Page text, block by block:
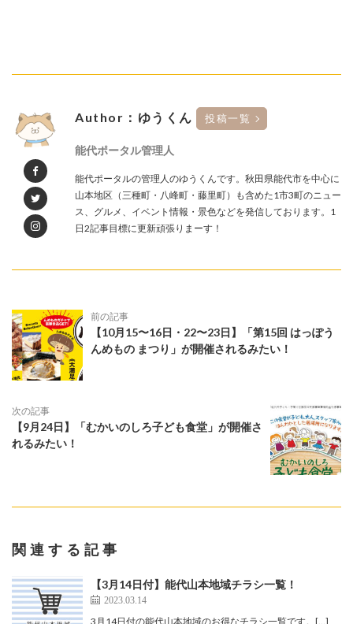
Author：ゆうくん 投稿一覧
能代ポータル管理人
能代ポータルの管理人のゆうくんです。秋田県能代市を中心に
山本地区（三種町・八峰町・藤里町）も含めた1市3町のニュー
ス、グルメ、イベント情報・景色などを発信しております。1
日2記事目標に更新頑張りまーす！
前の記事
【10月15〜16日・22〜23日】「第15回 はっぽう
んめもの まつり」が開催されるみたい！
次の記事
【9月24日】「むかいのしろ子ども食堂」が開催さ
れるみたい！
関連する記事
【3月14日付】能代山本地域チラシ一覧！
2023.03.14
3月14日付の能代山本地域のお得なチラシ一覧です。[…]